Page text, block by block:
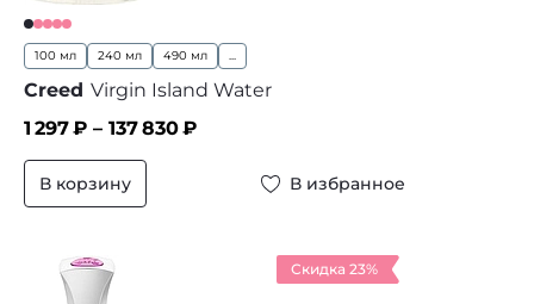
100 мл 240 мл 490 мл ...
Creed Virgin Island Water
1 297₽ – 137 830₽
В корзину В избранное
Скидка 23%